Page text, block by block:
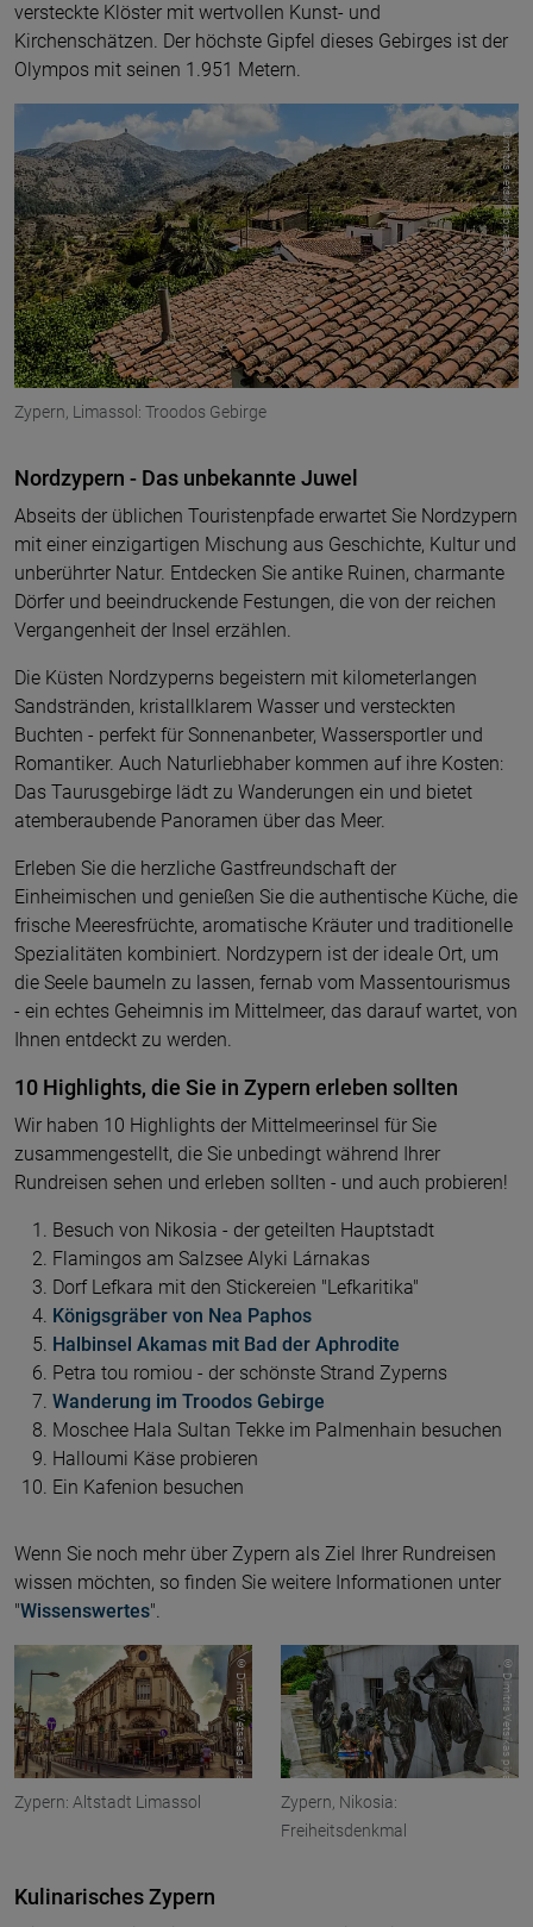
versteckte Klöster mit wertvollen Kunst- und
Kirchenschätzen. Der höchste Gipfel dieses Gebirges ist der
Olympos mit seinen 1.951 Metern.
Zypern, Limassol: Troodos Gebirge
© Dimitris Vetsikas pixabay
Nordzypern - Das unbekannte Juwel
Abseits der üblichen Touristenpfade erwartet Sie Nordzypern
mit einer einzigartigen Mischung aus Geschichte, Kultur und
unberührter Natur. Entdecken Sie antike Ruinen, charmante
Dörfer und beeindruckende Festungen, die von der reichen
Vergangenheit der Insel erzählen.
Die Küsten Nordzyperns begeistern mit kilometerlangen
Sandstränden, kristallklarem Wasser und versteckten
Buchten - perfekt für Sonnenanbeter, Wassersportler und
Romantiker. Auch Naturliebhaber kommen auf ihre Kosten:
Das Taurusgebirge lädt zu Wanderungen ein und bietet
atemberaubende Panoramen über das Meer.
Erleben Sie die herzliche Gastfreundschaft der
Einheimischen und genießen Sie die authentische Küche, die
frische Meeresfrüchte, aromatische Kräuter und traditionelle
Spezialitäten kombiniert. Nordzypern ist der ideale Ort, um
die Seele baumeln zu lassen, fernab vom Massentourismus
- ein echtes Geheimnis im Mittelmeer, das darauf wartet, von
Ihnen entdeckt zu werden.
10 Highlights, die Sie in Zypern erleben sollten
Wir haben 10 Highlights der Mittelmeerinsel für Sie
zusammengestellt, die Sie unbedingt während Ihrer
Rundreisen sehen und erleben sollten - und auch probieren!
Besuch von Nikosia - der geteilten Hauptstadt
Flamingos am Salzsee Alyki Lárnakas
Dorf Lefkara mit den Stickereien "Lefkaritika"
Königsgräber von Nea Paphos
Halbinsel Akamas mit Bad der Aphrodite
Petra tou romiou - der schönste Strand Zyperns
Wanderung im Troodos Gebirge
Moschee Hala Sultan Tekke im Palmenhain besuchen
Halloumi Käse probieren
Ein Kafenion besuchen
Wenn Sie noch mehr über Zypern als Ziel Ihrer Rundreisen
wissen möchten, so finden Sie weitere Informationen unter
"Wissenswertes".
Zypern: Altstadt Limassol
© Dimitris Vetsikas pixabay
Zypern, Nikosia:
Freiheitsdenkmal
© Dimitris Vetsikas pixabay
Kulinarisches Zypern